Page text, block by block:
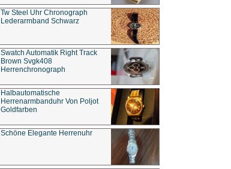
Tw Steel Uhr Chronograph
Lederarmband Schwarz
Swatch Automatik Right Track
Brown Svgk408
Herrenchronograph
Halbautomatische
Herrenarmbanduhr Von Poljot
Goldfarben
Schöne Elegante Herrenuhr